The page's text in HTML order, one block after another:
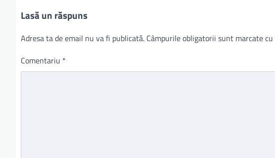
Lasă un răspuns
Adresa ta de email nu va fi publicată. Câmpurile obligatorii sunt marcate cu
Comentariu *